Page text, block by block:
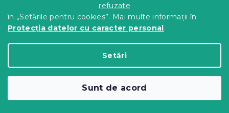
refuzate
în „Setările pentru cookies”. Mai multe informații în
Protecția datelor cu caracter personal.
Setări
Sunt de acord
catifea cu picioare negre
155 Lei Adaugă În Coş